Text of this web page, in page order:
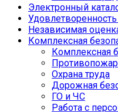
Электронный
Независимая
Комплексная
Комплексная
Охрана труда
Дорожная
ГО и ЧС
Работа с